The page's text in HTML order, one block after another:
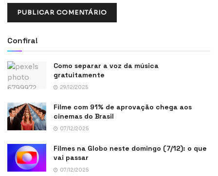
Confira!
Como separar a voz da música
gratuitamente
29/12/2025
Filme com 91% de aprovação chega aos
cinemas do Brasil
07/12/2025
Filmes na Globo neste domingo (7/12): o que
vai passar
07/12/2025